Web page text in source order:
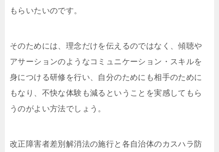
もらいたいのです。
そのためには、理念だけを伝えるのではなく、傾聴や
アサーションのようなコミュニケーション・スキルを
身につける研修を行い、自分のためにも相手のために
もなり、不快な体験も減るということを実感してもら
うのがよい方法でしょう。
改正障害者差別解消法の施行と各自治体のカスハラ防